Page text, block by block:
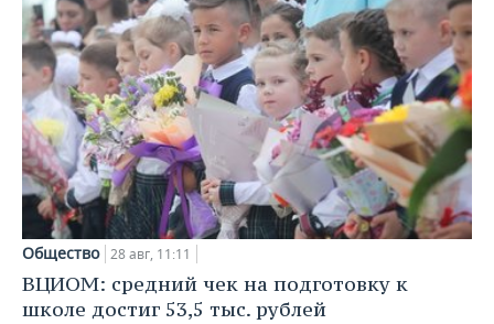
Общество 28 авг, 11:11
ВЦИОМ: средний чек на подготовку к
школе достиг 53,5 тыс. рублей